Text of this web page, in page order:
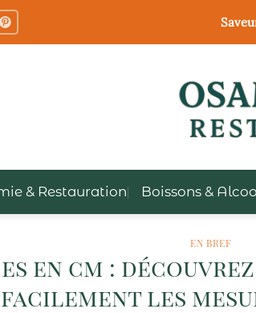
& Restauration Boissons &
EN BREF
en cm :
facilement les